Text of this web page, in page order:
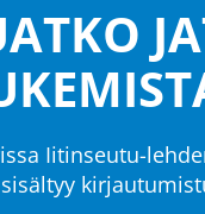
Iitinseutu-